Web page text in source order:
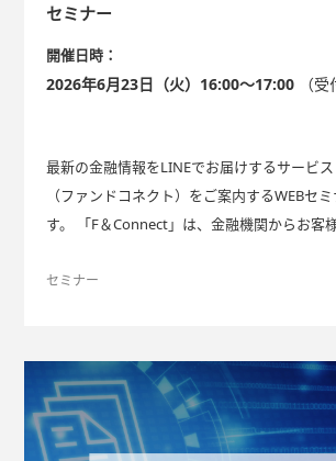
セミナー
開催日時：
2026年6月23日（火）16:00～17:00 （
最新の金融情報をLINEでお届けするサービス
（ファンドコネクト）をご案内するWEBセ
す。 「F＆Connect」は、金融機関からお客
した情報配信サービスです。 本サービスの詳細はこちらをご
セミナー